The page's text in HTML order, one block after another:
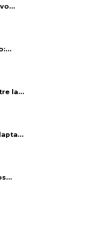
la...